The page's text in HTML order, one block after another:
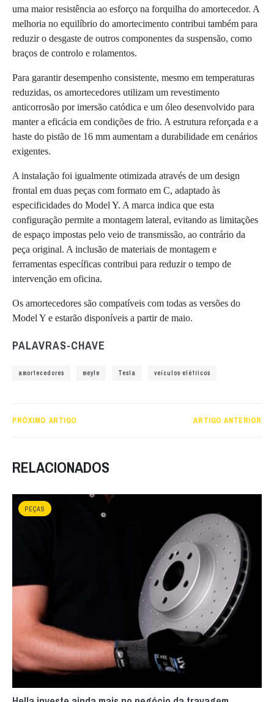
uma maior resistência ao esforço na forquilha do amortecedor. A
melhoria no equilíbrio do amortecimento contribui também para
reduzir o desgaste de outros componentes da suspensão, como
braços de controlo e rolamentos.
Para garantir desempenho consistente, mesmo em temperaturas
reduzidas, os amortecedores utilizam um revestimento
anticorrosão por imersão catódica e um óleo desenvolvido para
manter a eficácia em condições de frio. A estrutura reforçada e a
haste do pistão de 16 mm aumentam a durabilidade em cenários
exigentes.
A instalação foi igualmente otimizada através de um design
frontal em duas peças com formato em C, adaptado às
especificidades do Model Y. A marca indica que esta
configuração permite a montagem lateral, evitando as limitações
de espaço impostas pelo veio de transmissão, ao contrário da
peça original. A inclusão de materiais de montagem e
ferramentas específicas contribui para reduzir o tempo de
intervenção em oficina.
Os amortecedores são compatíveis com todas as versões do
Model Y e estarão disponíveis a partir de maio.
PALAVRAS-CHAVE
amortecedores meyle Tesla veículos elétricos
PRÓXIMO ARTIGO ARTIGO ANTERIOR
RELACIONADOS
PEÇAS